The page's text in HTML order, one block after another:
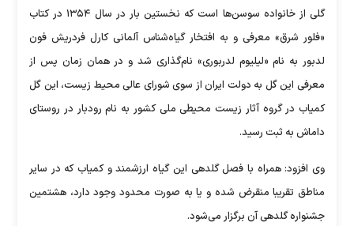
گلی از خانواده سوسن‌ها است که نخستین بار در سال ۱۳۵۴ در کتاب
«فلور شرق» معرفی و به افتخار گیاه‌شناس آلمانی کارل فردریش فون
لدبور به نام «لیلیوم لدربوری» نام‌گذاری شد و در همان زمان پس از
معرفی این گل به دولت ایران از سوی شورای عالی محیط زیست، این گل
کمیاب در گروه آثار زیست محیطی ملی کشور به نام رودبار در روستای
داماش به ثبت رسید.
وی افزود: همراه با فصل گلدهی این گیاه ارزشمند و کمیاب که در سایر
مناطق تقریبا منقرض شده و یا به صورت محدود وجود دارد، هشتمین
جشنواره گلدهی آن برگزار می‌شود.